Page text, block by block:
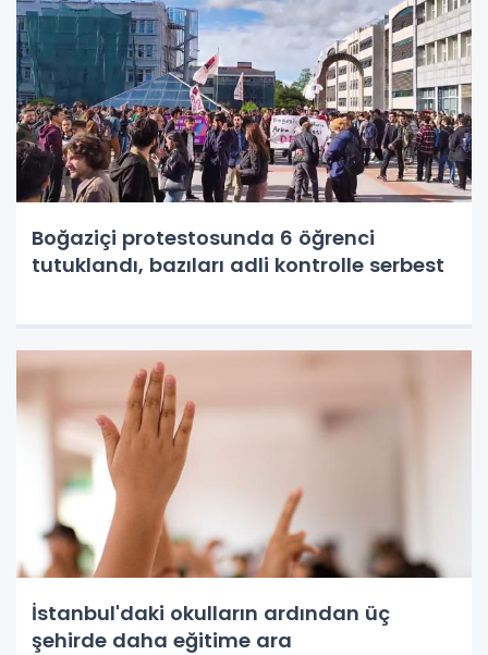
Boğaziçi protestosunda 6 öğrenci
tutuklandı, bazıları adli kontrolle serbest
İstanbul'daki okulların ardından üç
şehirde daha eğitime ara